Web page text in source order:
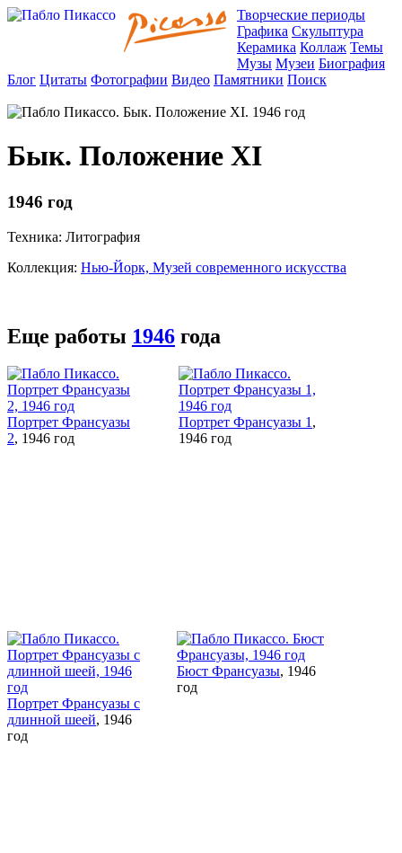
Творческие периоды
Графика Скульптура
Керамика Коллаж Темы
Музы Музеи Биография
Блог Цитаты Фотографии Видео Памятники Поиск
Бык. Положение XI
1946 год
Техника: Литография
Коллекция: Нью-Йорк, Музей современного искусства
Еще работы 1946 года
Портрет Франсуазы
2, 1946 год
Портрет Франсуазы 1,
1946 год
Портрет Франсуазы с
длинной шеей, 1946
год
Бюст Франсуазы, 1946
год